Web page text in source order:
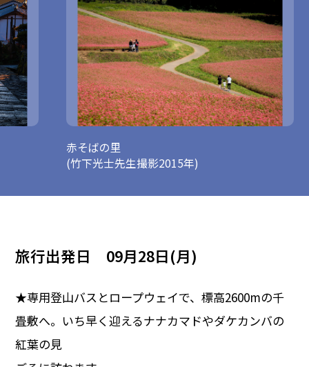
秋の千畳敷カール
旅行出発日 09月28日(月)
★専用登山バスとロープウェイで、標高2600mの千
畳敷へ。いち早く迎えるナナカマドやダケカンバの
紅葉の見